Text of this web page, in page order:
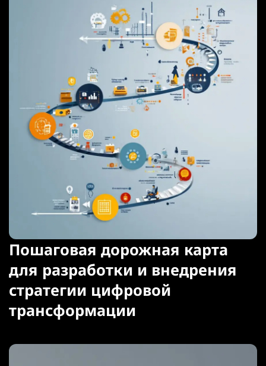
Пошаговая дорожная карта
для разработки и внедрения
стратегии цифровой
трансформации